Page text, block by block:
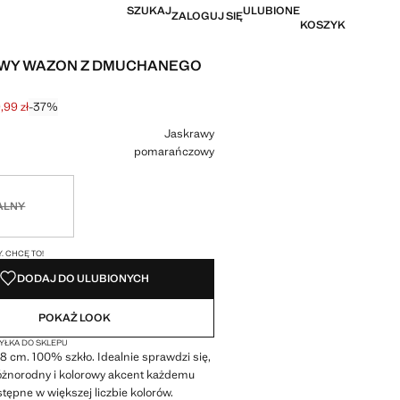
SZUKAJZALOGUJ SIĘULUBIONE
KOSZYK
WAZON Z DMUCHANEGO
początkowa [269,99 zł ]
[169,99 zł ]
zł-37%
Jaskrawy
pomarańczowy
Chcę to!
CHCĘ TO!
DODAJ DO ULUBIONYCH
POKAŻ LOOK
DO SKLEPU
cm. 100% szkło. Idealnie sprawdzi się,
i kolorowy akcent każdemu
w większej liczbie kolorów.